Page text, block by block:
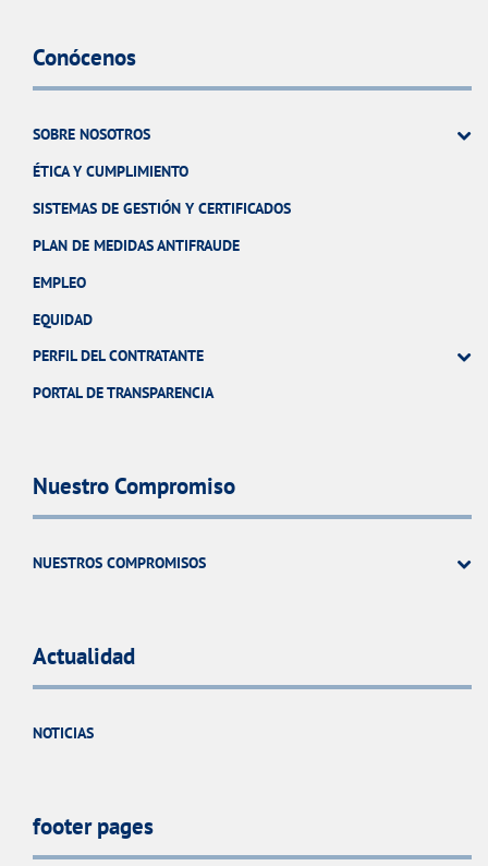
Conócenos
SOBRE NOSOTROS
ÉTICA Y CUMPLIMIENTO
SISTEMAS DE GESTIÓN Y CERTIFICADOS
PLAN DE MEDIDAS ANTIFRAUDE
EMPLEO
EQUIDAD
PERFIL DEL CONTRATANTE
PORTAL DE TRANSPARENCIA
Nuestro Compromiso
NUESTROS COMPROMISOS
Actualidad
NOTICIAS
footer pages